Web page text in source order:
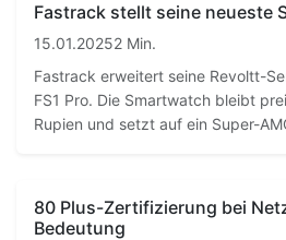
Fastrack stellt seine neueste
15.01.20252 Min.
Fastrack erweitert seine Revoltt-
FS1 Pro. Die Smartwatch bleibt
Rupien und setzt auf ein Super-
80 Plus-Zertifizierung bei
Bedeutung